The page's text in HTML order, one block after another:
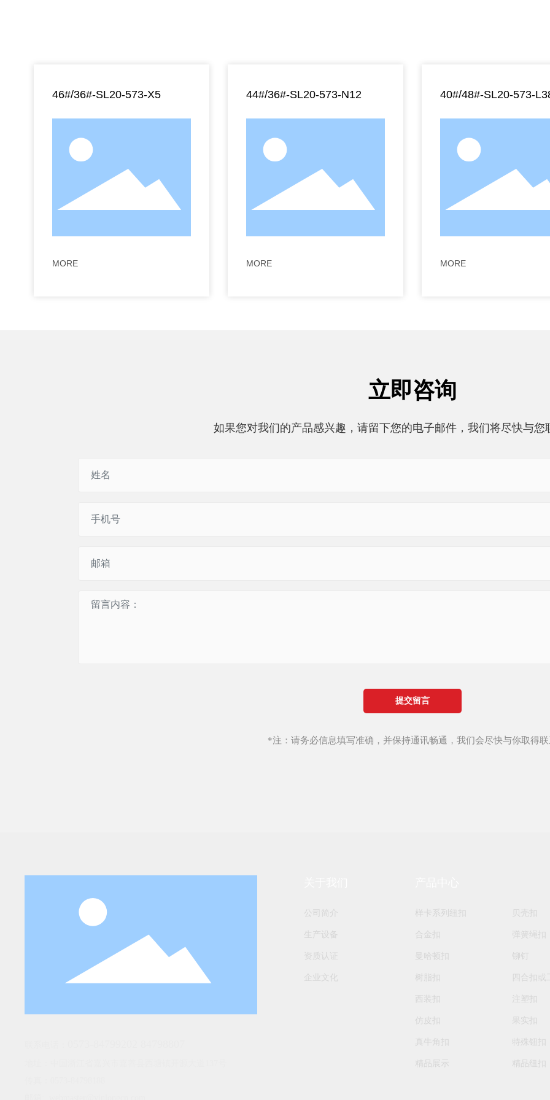
46#/36#-SL20-573-X5
MORE
44#/36#-SL20-573-N12
MORE
40#/48#-SL20-573-
MORE
立即咨询
如果您对我们的产品感兴趣，请留下您的电子邮件，我们将尽快与您
提交留言
*注：请务必信息填写准确，并保持通讯畅通，我们会尽快与你取得
公司简介
生产设备
资质认证
企业文化
样卡系列纽扣 贝壳扣
合金扣 弹簧绳扣
曼哈顿扣 铆钉
树脂扣 四合扣或
西装扣 注塑扣
仿皮扣 果实扣
真牛角扣 特殊钮扣
精品展示 精品纽扣